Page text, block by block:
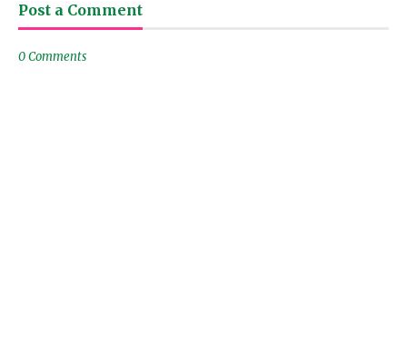
Post a Comment
0 Comments